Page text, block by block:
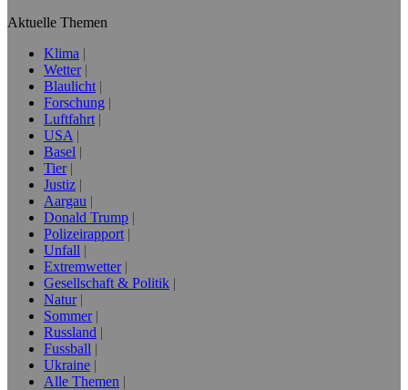
Aktuelle Themen
Klima
Wetter
Blaulicht
Forschung
Luftfahrt
USA
Basel
Tier
Justiz
Aargau
Donald Trump
Polizeirapport
Unfall
Extremwetter
Gesellschaft & Politik
Natur
Sommer
Russland
Fussball
Ukraine
Alle Themen